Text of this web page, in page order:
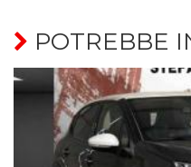
POTREBBE